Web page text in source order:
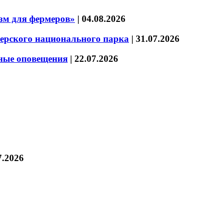
для фермеров» | 04.08.2026
национального парка | 31.07.2026
оповещения | 22.07.2026